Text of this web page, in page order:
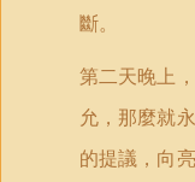
斷。
第二天晚上
允，那麼就
的提議，向